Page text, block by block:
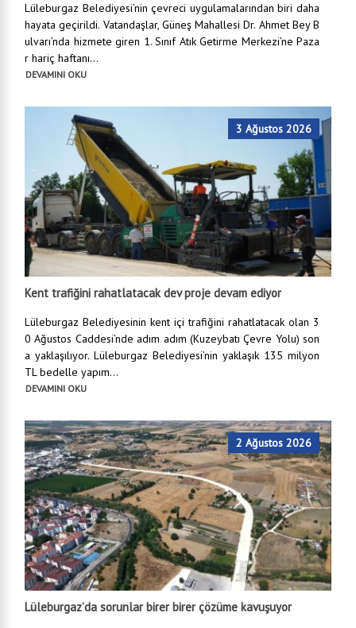
Lüleburgaz Belediyesi’nin çevreci uygulamalarından biri daha
hayata geçirildi. Vatandaşlar, Güneş Mahallesi Dr. Ahmet Bey B
ulvarı’nda hizmete giren 1. Sınıf Atık Getirme Merkezi’ne Paza
r hariç haftanı...
DEVAMINI OKU
3 Ağustos 2026
Kent trafiğini rahatlatacak dev proje devam ediyor
Lüleburgaz Belediyesinin kent içi trafiğini rahatlatacak olan 3
0 Ağustos Caddesi’nde adım adım (Kuzeybatı Çevre Yolu) son
a yaklaşılıyor. Lüleburgaz Belediyesi’nin yaklaşık 135 milyon
TL bedelle yapım...
DEVAMINI OKU
2 Ağustos 2026
Lüleburgaz’da sorunlar birer birer çözüme kavuşuyor